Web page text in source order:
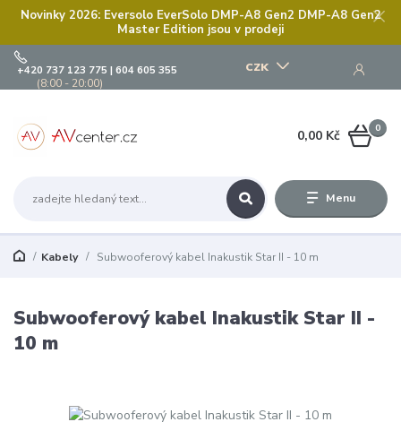
Novinky 2026: Eversolo EverSolo DMP-A8 Gen2 DMP-A8 Gen2
Master Edition jsou v prodeji
Menu
CZK
+420 737 123 775 | 604 605 355
(8:00 - 20:00)
0
0,00 Kč
Kabely Subwooferový kabel Inakustik Star II - 10 m
Subwooferový kabel Inakustik Star II -
10 m